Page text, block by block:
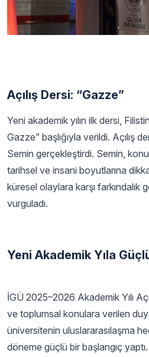
Açılış Dersi: “Gazze”
Yeni akademik yılın ilk dersi,
Gazze” başlığıyla verildi. Açılış
Semin gerçekleştirdi. Semin,
tarihsel ve insani boyutlarına
küresel olaylara karşı farkındalık
vurguladı.
Yeni Akademik Yıla
İGÜ 2025–2026 Akademik Yılı
ve toplumsal konulara verilen
üniversitenin uluslararasılaşma
döneme güçlü bir başlangıç